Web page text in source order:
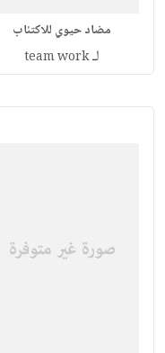
مضاد حيوي للاكتئاب
لـteam work